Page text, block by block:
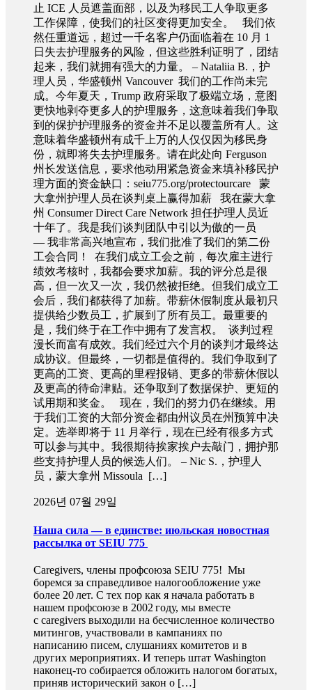
止 ICE 人员遮盖面部，以及为移民工人争取更多
工作保障，使我们的社区变得更加安全。 我们依
然任重道远，超过一千名客户仍面临着在 10 月 1
日失去护理服务的风险，但这些胜利证明了，团结
起来，我们就拥有强大的力量。 – Nataliia B.，护
理人员，华盛顿州 Vancouver 我们的工作尚未完
成。今年夏天，Trump 政府采取了极端立场，意图
更快地剥夺更多人的护理服务，这意味着我们争取
到的保护护理服务的资金并不足以覆盖所有人。这
意味着华盛顿州有成千上万的人仅仅因为移民身
份，就即将失去护理服务。请在此处向 Ferguson
州长发送信息，要求他动用紧急资金来填补移民护
理方面的资金缺口：seiu775.org/protectourcare 蒙
大拿州护理人员在谈判桌上赢得加薪 我在蒙大拿
州 Consumer Direct Care Network 担任护理人员近
十年了。我是我们谈判团队中引以为傲的一员
— 我非常高兴地宣布，我们批准了我们的第二份
工会合同！ 在我们成立工会之前，每次雇主进行
绩效考核时，我都会要求加薪。我的评分总是很
高，但一次又一次，我仍然被拒绝。但我们成立工
会后，我们都获得了加薪。带薪休假制度从最初只
提供给少数员工，扩展到了所有员工。最重要的
是，我们终于在工作中拥有了发言权。 谈判过程
漫长而富有成效。我们经过六个月的谈判才最终达
成协议。但最终，一切都是值得的。我们争取到了
更高的工资、更高的里程报销、更多的带薪休假以
及更高的待命津贴。还争取到了数据保护、更短的
试用期和奖金。 现在，我们的努力仍在继续。用
于我们工资的大部分资金都由州议员在州预算中决
定。选举即将于 11 月举行，现在已经有很多方式
可以参与其中。我很期待挨家挨户去敲门，拥护那
些支持护理人员的候选人们。 – Nic S.，护理人
员，蒙大拿州 Missoula […]
2026년 07월 29일
Наша сила — в единстве: июльская новостная
рассылка от SEIU 775
Caregivers, члены профсоюза SEIU 775! Мы
боремся за справедливое налогообложение уже
более 20 лет. С тех пор как я начала работать в
нашем профсоюзе в 2002 году, мы вместе
с caregivers выходили на бесчисленное количество
митингов, участвовали в кампаниях по
написанию писем, слушаниях комитетов и в
других мероприятиях. И теперь штат Washington
наконец-то собирается обложить налогом богатых,
приняв исторический закон о […]